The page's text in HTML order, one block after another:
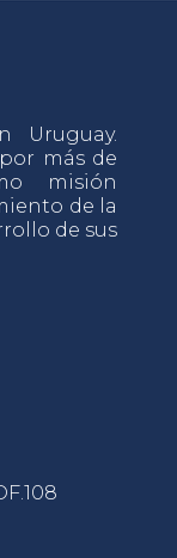
Uruguay.
más de
misión
de la
de sus